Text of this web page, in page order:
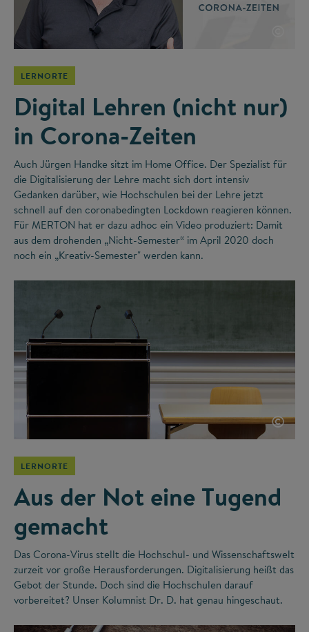
LERNORTE
Digital Lehren (nicht nur)
in Corona-Zeiten
Auch Jürgen Handke sitzt im Home Office. Der Spezialist für
die Digitalisierung der Lehre macht sich dort intensiv
Gedanken darüber, wie Hochschulen bei der Lehre jetzt
schnell auf den coronabedingten Lockdown reagieren können.
Für MERTON hat er dazu adhoc ein Video produziert: Damit
aus dem drohenden „Nicht-Semester“ im April 2020 doch
noch ein „Kreativ-Semester" werden kann.
©
LERNORTE
Aus der Not eine Tugend
gemacht
Das Corona-Virus stellt die Hochschul- und Wissenschaftswelt
zurzeit vor große Herausforderungen. Digitalisierung heißt das
Gebot der Stunde. Doch sind die Hochschulen darauf
vorbereitet? Unser Kolumnist Dr. D. hat genau hingeschaut.